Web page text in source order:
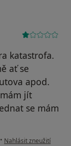
katastrofa.
ať se
apod.
jít
se mám
• podle názoru uživatele
Nahlásit zneužití